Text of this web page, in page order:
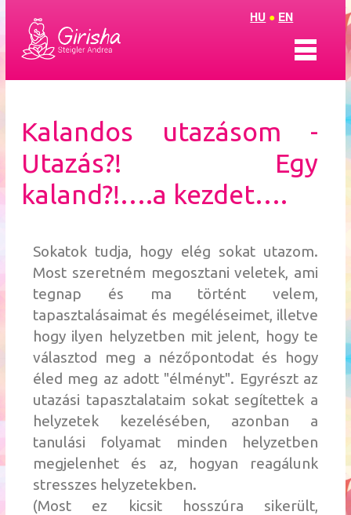
HU ● EN
ThetaTantra
Aura Soma
Olvasószoba
Kalandos utazásom -
Utazás?! Egy
kaland?!….a kezdet….
Sokatok tudja, hogy elég sokat utazom.
Most szeretném megosztani veletek, ami
tegnap és ma történt velem,
tapasztalásaimat és megéléseimet, illetve
hogy ilyen helyzetben mit jelent, hogy te
választod meg a nézőpontodat és hogy
éled meg az adott "élményt". Egyrészt az
utazási tapasztalataim sokat segítettek a
helyzetek kezelésében, azonban a
tanulási folyamat minden helyzetben
megjelenhet és az, hogyan reagálunk
stresszes helyzetekben.
(Most ez kicsit hosszúra sikerült,